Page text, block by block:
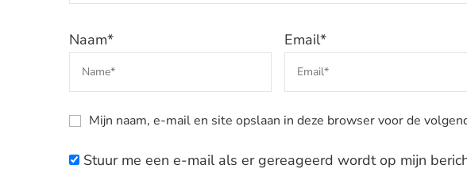
Naam* Email*
Mijn naam, e-mail en site opslaan in deze browser voor de
Stuur me een e-mail als er gereageerd wordt op mijn